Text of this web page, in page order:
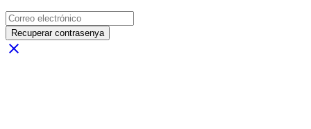
Recuperar contrasenya
close